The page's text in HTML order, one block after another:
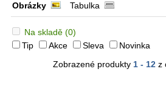
Obrázky
Tabulka
Na skladě (0)
Tip
Akce Sleva
Novinka
Zobrazené produkty 1 - 12 z